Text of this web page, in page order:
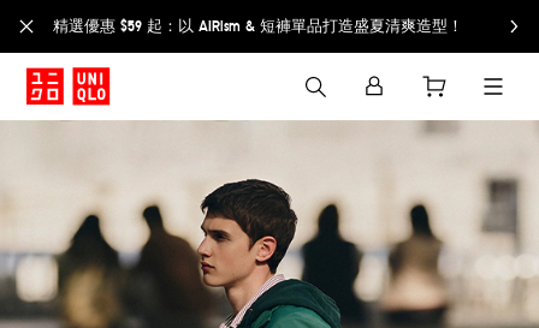
精選優惠 $59 起：以 AIRism & 短褲單品打造盛夏清爽造型！